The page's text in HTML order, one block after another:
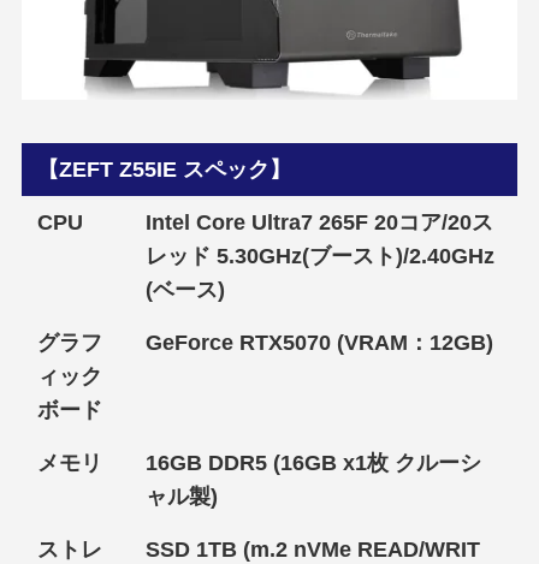
【ZEFT Z55IE スペック】
CPU
Intel Core Ultra7 265F 20コア/20ス
レッド 5.30GHz(ブースト)/2.40GHz
(ベース)
グラフ
ィック
ボード
GeForce RTX5070 (VRAM：12GB)
メモリ
16GB DDR5 (16GB x1枚 クルーシ
ャル製)
ストレ
SSD 1TB (m.2 nVMe READ/WRIT